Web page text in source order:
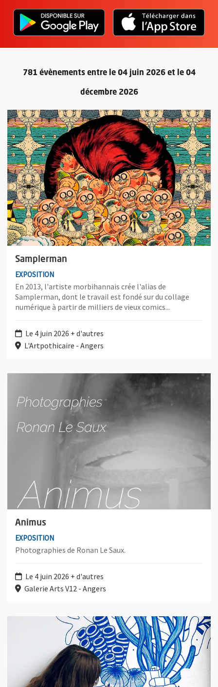
L'application "Vivre à Angers" -
, Ouvre une nouvelle fenêtre ,
781 évènements entre le 04 juin 2026 et le 04
décembre 2026
Retour au formulaire de
Samplerman
EXPOSITION
En 2013, l'artiste morbihannais crée l'alias de
Samplerman, dont le travail est fondé sur du collage
numérique à partir de milliers de vieux comics...
Le 4 juin 2026 + d'autres
L'Artpothicaire - Angers
Plus d'information sur l'évènement : Samplerman
Animus
EXPOSITION
Photographies de Ronan Le Saux.
Le 4 juin 2026 + d'autres
Galerie Arts V12 - Angers
Plus d'information sur l'évènement : Animus
Plus d'information sur l'évènement : Ce que le lien reflète